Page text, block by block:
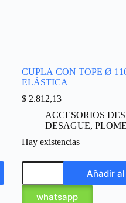
CUPLA CON TOPE Ø
ELÁSTICA
$2.812,13
ACCESORIOS
DESAGUE,
Hay existencias
Añadir
whatsapp